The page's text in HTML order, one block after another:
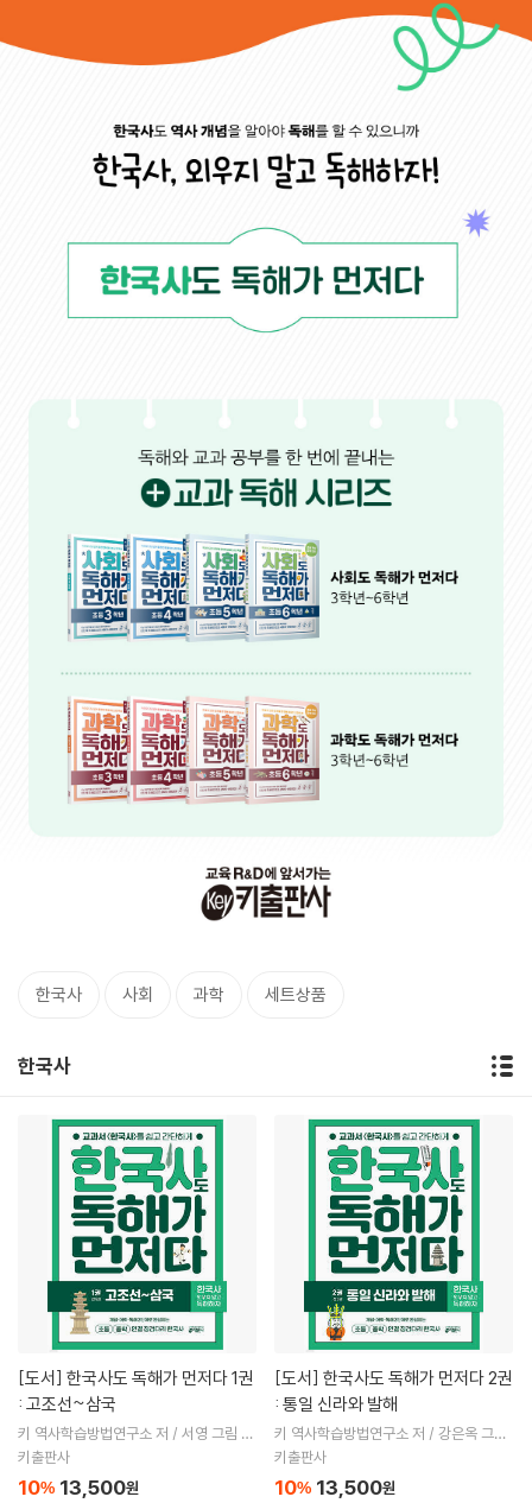
한국사 사회 과학 세트상품
한국사
[도서]
: 고조선~삼국
키 역사학습방법연구소 저 / 서영 그림 /
서울대 뿌리깊은 역사나무 감수
키출판사
10% 13,500원
[도서]
: 통일 신라와 발해
키 역사학습방법연구소 저 / 강은옥 그림
/ 서울대 뿌리깊은 역사나무 감수
키출판사
10% 13,500원